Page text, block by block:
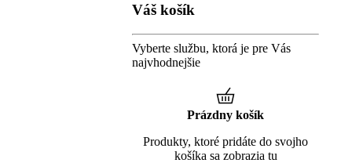
Váš košík
Vyberte službu, ktorá je pre Vás
najvhodnejšie
Prázdny košík
Produkty, ktoré pridáte do svojho
košíka sa zobrazia tu